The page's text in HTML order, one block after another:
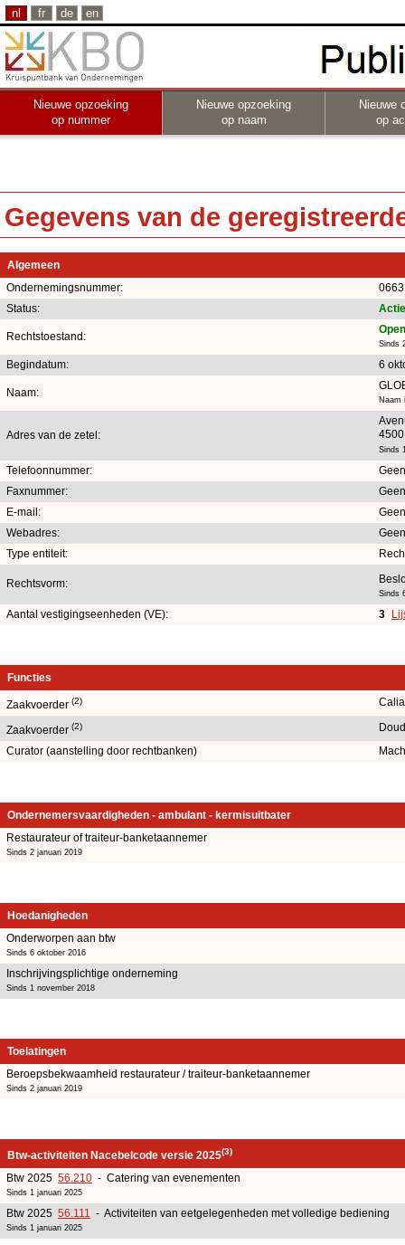
nl fr de en
Nieuwe opzoeking
op nummer
Nieuwe opzoeking
op naam
Nieuwe
op
Gegevens van de
Algemeen
Ondernemingsnummer:
Status:
Rechtstoestand:
Sinds
Begindatum: 6
Naam:
Naam
Adres van de zetel:
Sinds
Telefoonnummer:
Faxnummer:
E-mail:
Webadres:
Type entiteit:
Rechtsvorm:
Sinds
Aantal vestigingseenheden (VE): 3
Functies
Zaakvoerder (2)
Zaakvoerder (2)
Curator (aanstelling door rechtbanken)
Ondernemersvaardigheden - ambulant - kermisuitbater
Restaurateur of traiteur-banketaannemer
Sinds 2 januari 2019
Hoedanigheden
Onderworpen aan btw
Sinds 6 oktober 2016
Inschrijvingsplichtige onderneming
Sinds 1 november 2018
Toelatingen
Beroepsbekwaamheid restaurateur / traiteur-banketaannemer
Sinds 2 januari 2019
Btw-activiteiten Nacebelcode versie 2025(3)
Btw 2025 56.210 - Catering van evenementen
Sinds 1 januari 2025
Btw 2025 56.111 - Activiteiten van eetgelegenheden met volledige bediening
Sinds 1 januari 2025